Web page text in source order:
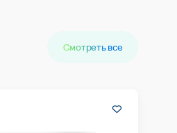
Смотреть все